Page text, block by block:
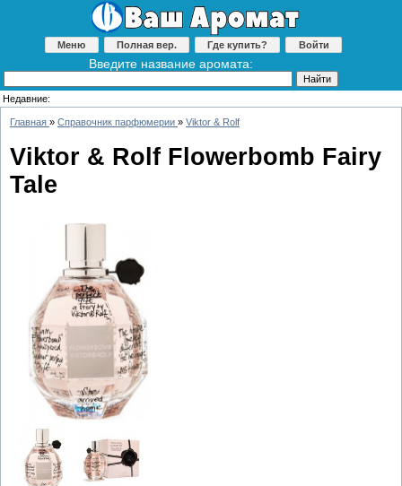
Меню Полная вер. Где купить? Войти
Введите название аромата:
Недавние:
Главная » Справочник парфюмерии » Viktor & Rolf
Viktor & Rolf Flowerbomb Fairy
Tale